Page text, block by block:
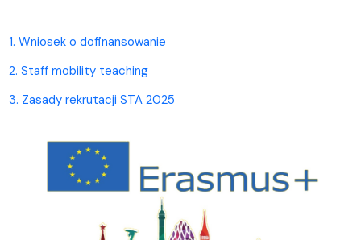
1. Wniosek o dofinansowanie
2. Staff mobility teaching
3. Zasady rekrutacji STA 2025